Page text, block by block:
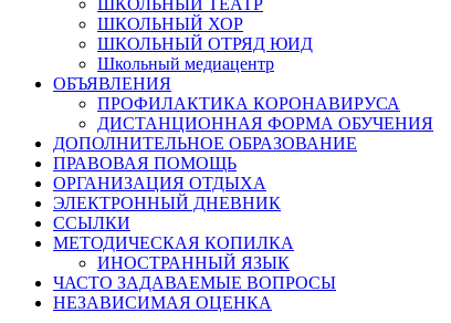
ШКОЛЬНЫЙ ХОР
ШКОЛЬНЫЙ ОТРЯД ЮИД
Школьный медиацентр
ОБЪЯВЛЕНИЯ
ПРОФИЛАКТИКА КОРОНАВИРУСА
ДИСТАНЦИОННАЯ ФОРМА ОБУЧЕНИЯ
ДОПОЛНИТЕЛЬНОЕ ОБРАЗОВАНИЕ
ПРАВОВАЯ ПОМОЩЬ
ОРГАНИЗАЦИЯ ОТДЫХА
ЭЛЕКТРОННЫЙ ДНЕВНИК
ССЫЛКИ
МЕТОДИЧЕСКАЯ КОПИЛКА
ИНОСТРАННЫЙ ЯЗЫК
ЧАСТО ЗАДАВАЕМЫЕ ВОПРОСЫ
НЕЗАВИСИМАЯ ОЦЕНКА